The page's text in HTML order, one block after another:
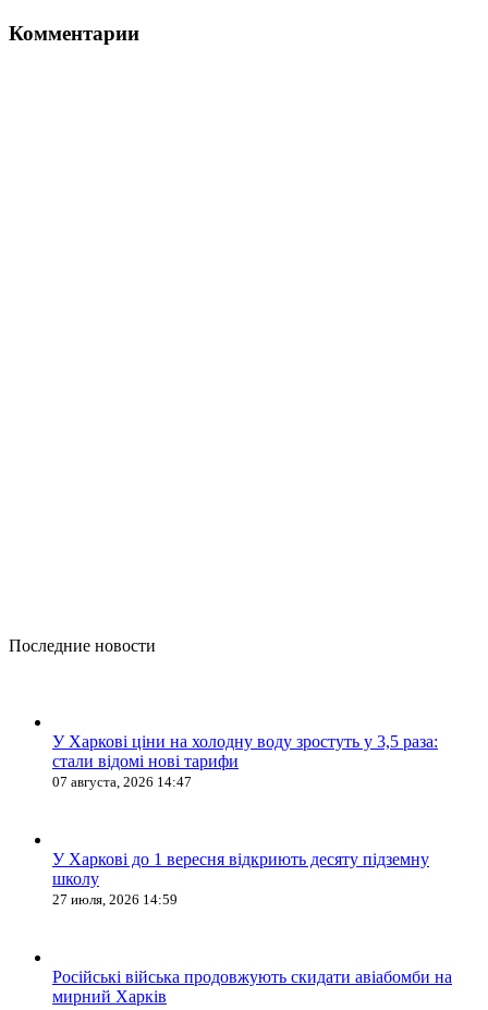
Комментарии
Последние новости
У Харкові ціни на холодну воду зростуть у 3,5 раза:
стали відомі нові тарифи
07 августа, 2026 14:47
У Харкові до 1 вересня відкриють десяту підземну
школу
27 июля, 2026 14:59
Російські війська продовжують скидати авіабомби на
мирний Харків